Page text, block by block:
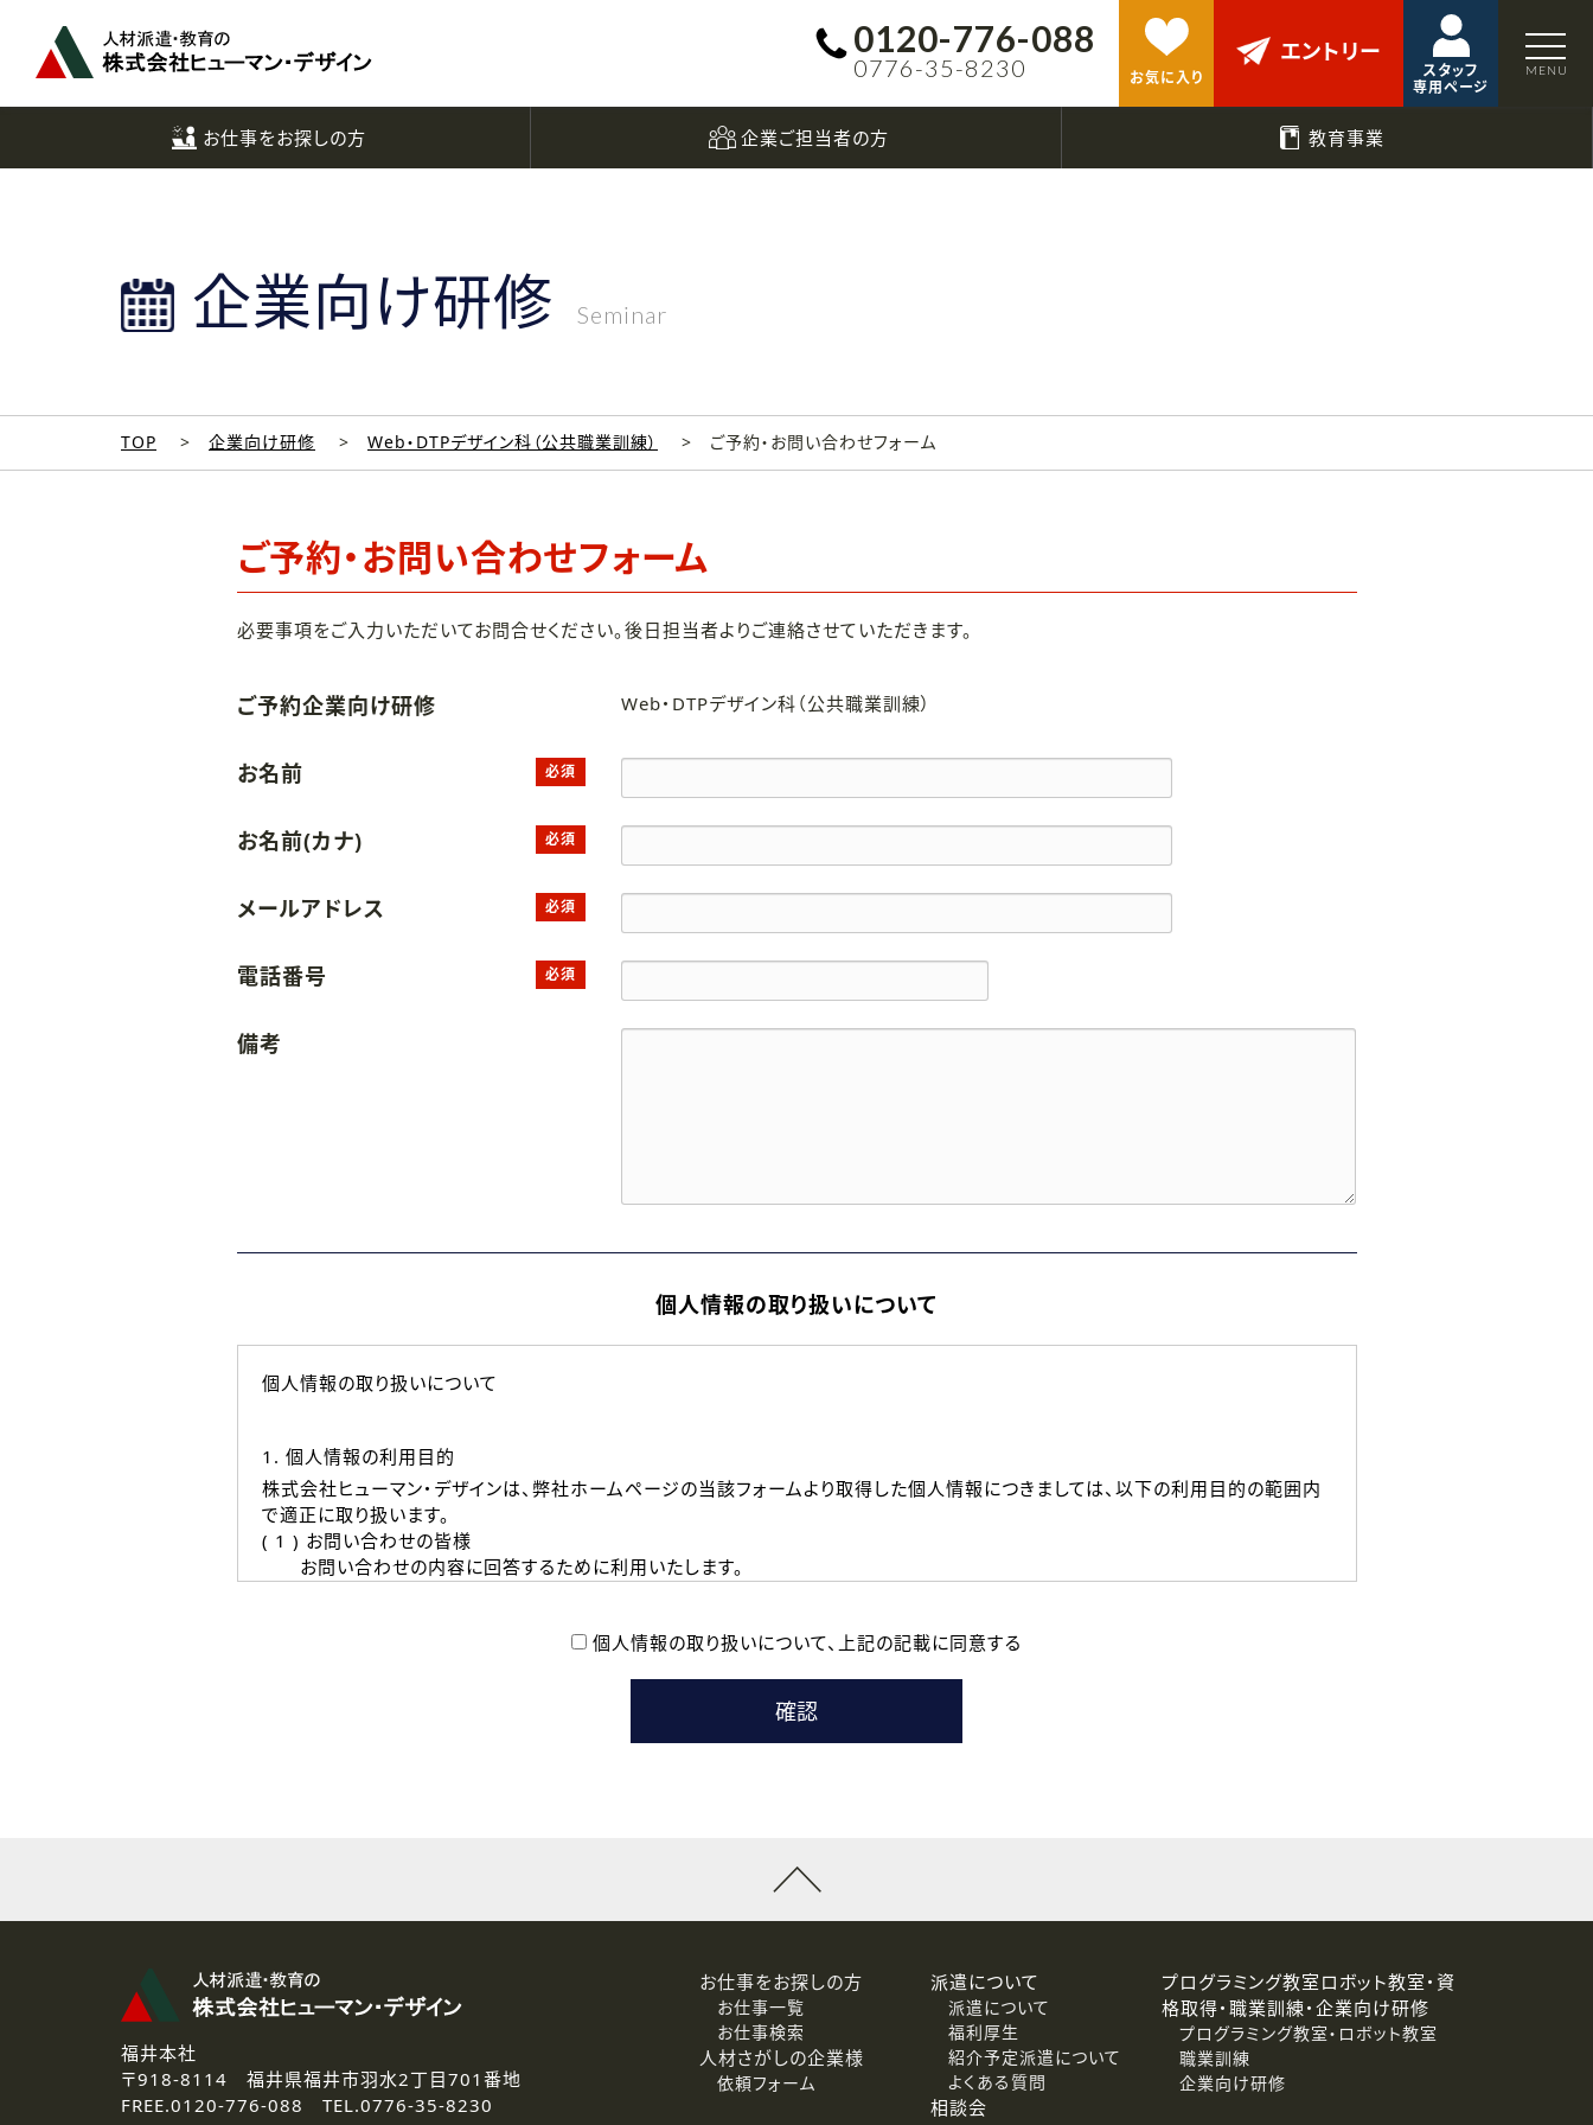
0120-776-088
0776-35-8230 お気に入り
エントリー
スタッフ
専用ページ
お仕事をお探しの方 企業ご担当者の方 教育事業
企業向け研修 Seminar
TOP 企業向け研修 Web・DTPデザイン科（公共職業訓練） ご予約・お問い合わせフォーム
ご予約・お問い合わせフォーム
必要事項をご入力いただいてお問合せください。後日担当者よりご連絡させていただきます。
ご予約企業向け研修 Web・DTPデザイン科（公共職業訓練）
お名前 必須
お名前(カナ) 必須
メールアドレス 必須
電話番号 必須
備考
個人情報の取り扱いについて
個人情報の取り扱いについて
1. 個人情報の利用目的
株式会社ヒューマン・デザインは、弊社ホームページの当該フォームより取得した個人情報につきましては、以下の利用目的の範囲内
で適正に取り扱います。
( 1 ) お問い合わせの皆様
お問い合わせの内容に回答するために利用いたします。
本登録に関するご連絡および本登録時の参考情報として利用いたします。
なお、ご連絡手段は、電話・Ｅメールのいずれかの方法といたします。
3.個人情報の取り扱いの委託
弊社の定める個人情報保護の評価基準を満たした委託先に、個人情報を委託する場合があります。
4.個人情報の開示等について
ご提供いただいた個人情報の開示等（利用目的の通知、開示、訂正、追加または削除、利用の停止、消去および第三者への提供停止）
個人情報の取り扱いについて、 上記の記載に同意する
へ
福井本社
〒918-8114 福井県福井市羽水2丁目701番地
FREE.0120-776-088 TEL.0776-35-8230
お仕事をお探しの方
お仕事一覧
お仕事検索
人材さがしの企業様
依頼フォーム
派遣について
派遣について
福利厚生
紹介予定派遣について
よくある質問
相談会
プログラミング教室ロボット教室・資
格取得・職業訓練・企業向け研修
プログラミング教室・ロボット教室
職業訓練
企業向け研修